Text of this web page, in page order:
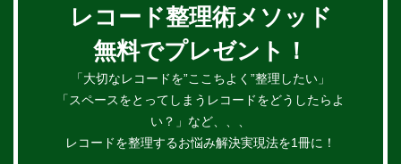
レコード整理術メソッド
無料でプレゼント！
「大切なレコードを”ここちよく”整理したい」
「スペースをとってしまうレコードをどうしたらよ
い？」など、、、
レコードを整理するお悩み解決実現法を1冊に！